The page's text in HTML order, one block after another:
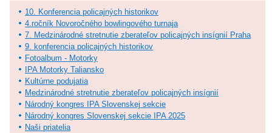
10. Konferencia policajných historikov
4.ročník Novoročného bowlingového turnaja
7. Medzinárodné stretnutie zberateľov policajných insígnií Praha
9. konferencia policajných historikov
Fotoalbum - Motorky
IPA Motorky Taliansko
Kultúrne podujatia
Medzinárodné stretnutie zberateľov policajných insígnií
Národný kongres IPA Slovenskej sekcie
Národný kongres Slovenskej sekcie IPA 2025
Naši priatelia